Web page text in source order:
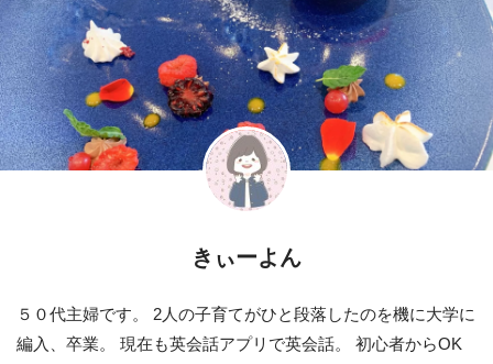
きぃーよん
５０代主婦です。 2人の子育てがひと段落したのを機に大学に
編入、卒業。 現在も英会話アプリで英会話。 初心者からOK